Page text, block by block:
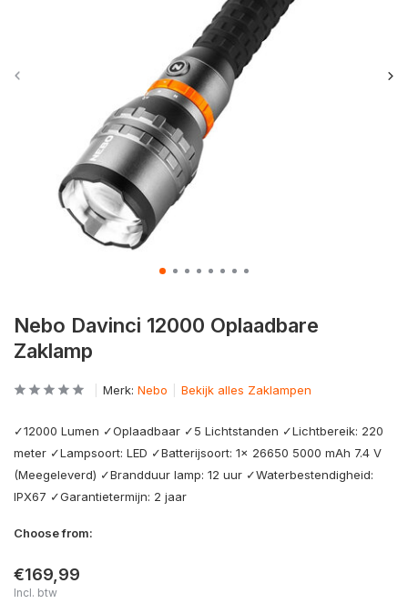
Nebo Davinci 12000 Oplaadbare
Zaklamp
Merk: Nebo Bekijk alles Zaklampen
✓12000 Lumen ✓Oplaadbaar ✓5 Lichtstanden ✓Lichtbereik: 220
meter ✓Lampsoort: LED ✓Batterijsoort: 1x 26650 5000 mAh 7.4 V
(Meegeleverd) ✓Brandduur lamp: 12 uur ✓Waterbestendigheid:
IPX67 ✓Garantietermijn: 2 jaar
Choose from:
€169,99
Incl. btw